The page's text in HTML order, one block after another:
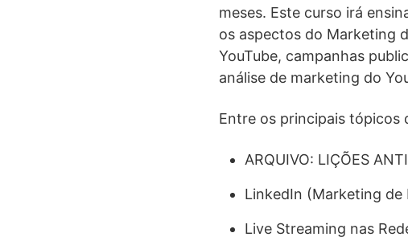
meses. Este curso irá
os aspectos do Marketing
YouTube, campanhas
análise de marketing do
Entre os principais tópicos
ARQUIVO: LIÇÕES
LinkedIn (Marketing de
Live Streaming nas